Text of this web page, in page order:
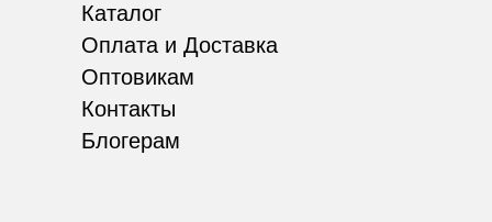
Оплата и Доставка
Оптовикам
Каталог
Контакты
Блогерам